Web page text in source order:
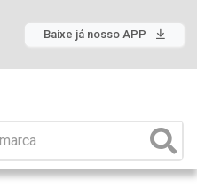
Baixe já nosso APP